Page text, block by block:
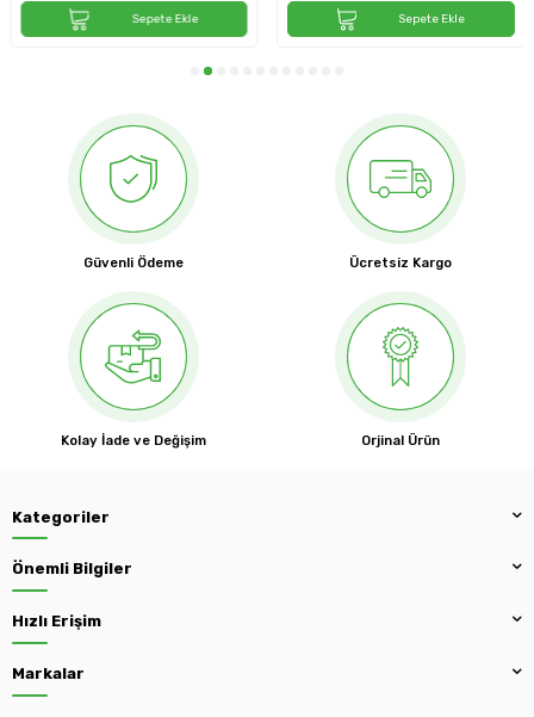
Sepete Ekle Sepete Ekle
Güvenli Ödeme Ücretsiz Kargo
Kolay İade ve Değişim Orjinal Ürün
Kategoriler
Önemli Bilgiler
Hızlı Erişim
Markalar